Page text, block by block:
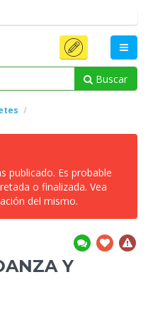
Buscar
publicado. Es probable
o finalizada. Vea
del mismo.
Y